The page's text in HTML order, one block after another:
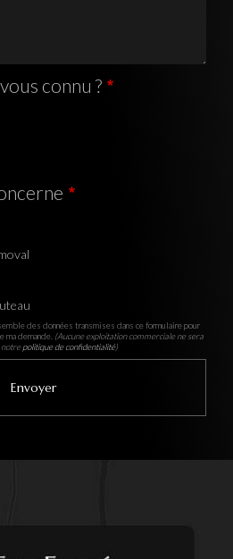
connu ?
des données transmises dans ce formulaire pour
demande. (Aucune exploitation commerciale ne sera
notrepolitique de confidentialité)